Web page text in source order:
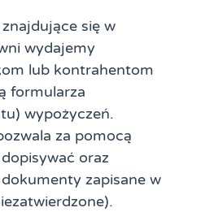
się w
wydajemy
lub kontrahentom
formularza
wypożyczeń.
za pomocą
oraz
zapisane w